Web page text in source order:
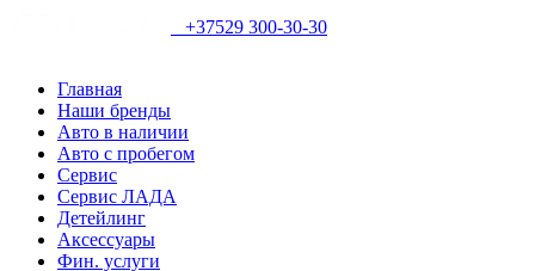
+37529 300-30-30
Главная
Наши бренды
Авто в наличии
Авто с пробегом
Сервис
Сервис ЛАДА
Детейлинг
Аксессуары
Фин. услуги